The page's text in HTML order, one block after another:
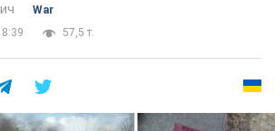
War
57,5 т.